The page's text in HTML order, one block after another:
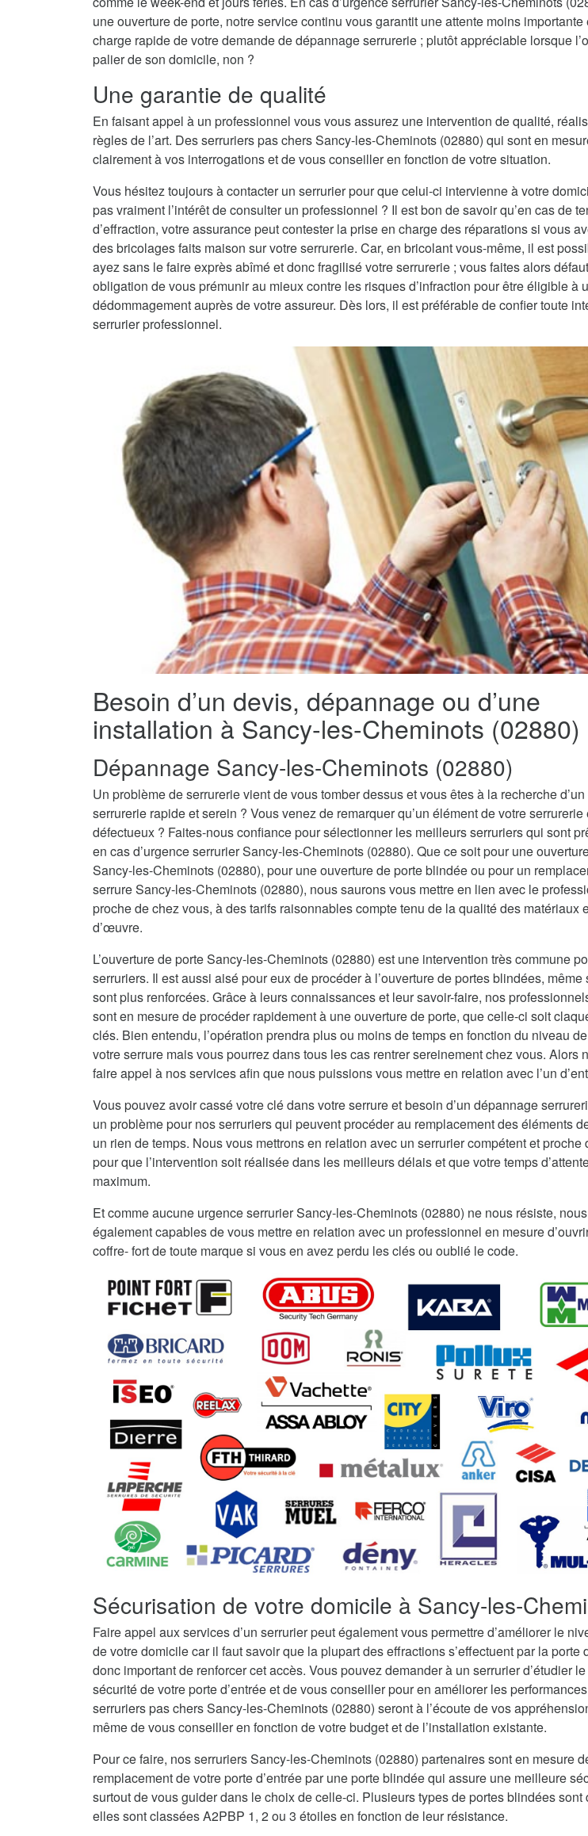
une ouverture de porte, notre service continu vous garantit une attente moins importante
charge rapide de votre demande de dépannage serrurerie ; plutôt appréciable lorsque
palier de son domicile, non ?
Une garantie de qualité
En faisant appel à un professionnel vous vous assurez une intervention de qualité,
règles de l’art. Des serruriers pas chers Sancy-les-Cheminots (02880) qui sont en
clairement à vos interrogations et de vous conseiller en fonction de votre situation.
Vous hésitez toujours à contacter un serrurier pour que celui-ci intervienne à votre
pas vraiment l’intérêt de consulter un professionnel ? Il est bon de savoir qu’en cas de
d’effraction, votre assurance peut contester la prise en charge des réparations si vous
des bricolages faits maison sur votre serrurerie. Car, en bricolant vous-même, il est
ayez sans le faire exprès abîmé et donc fragilisé votre serrurerie ; vous faites alors
obligation de vous prémunir au mieux contre les risques d’infraction pour être éligible à
dédommagement auprès de votre assureur. Dès lors, il est préférable de confier toute
serrurier professionnel.
Besoin d’un devis, dépannage ou d’une
installation à Sancy-les-Cheminots (02880)
Dépannage Sancy-les-Cheminots (02880)
Un problème de serrurerie vient de vous tomber dessus et vous êtes à la recherche
serrurerie rapide et serein ? Vous venez de remarquer qu’un élément de votre serrurerie
défectueux ? Faites-nous confiance pour sélectionner les meilleurs serruriers qui sont
en cas d’urgence serrurier Sancy-les-Cheminots (02880). Que ce soit pour une
Sancy-les-Cheminots (02880), pour une ouverture de porte blindée ou pour un
serrure Sancy-les-Cheminots (02880), nous saurons vous mettre en lien avec le
proche de chez vous, à des tarifs raisonnables compte tenu de la qualité des matériaux
d’œuvre.
L’ouverture de porte Sancy-les-Cheminots (02880) est une intervention très commune
serruriers. Il est aussi aisé pour eux de procéder à l’ouverture de portes blindées, même
sont plus renforcées. Grâce à leurs connaissances et leur savoir-faire, nos
sont en mesure de procéder rapidement à une ouverture de porte, que celle-ci soit
clés. Bien entendu, l’opération prendra plus ou moins de temps en fonction du niveau
votre serrure mais vous pourrez dans tous les cas rentrer sereinement chez vous. Alors
faire appel à nos services afin que nous puissions vous mettre en relation avec l’un
Vous pouvez avoir cassé votre clé dans votre serrure et besoin d’un dépannage
un problème pour nos serruriers qui peuvent procéder au remplacement des éléments
un rien de temps. Nous vous mettrons en relation avec un serrurier compétent et proche
pour que l’intervention soit réalisée dans les meilleurs délais et que votre temps
maximum.
Et comme aucune urgence serrurier Sancy-les-Cheminots (02880) ne nous résiste,
également capables de vous mettre en relation avec un professionnel en mesure
coffre- fort de toute marque si vous en avez perdu les clés ou oublié le code.
Sécurisation de votre domicile à Sancy-les-
Faire appel aux services d’un serrurier peut également vous permettre d’améliorer le
de votre domicile car il faut savoir que la plupart des effractions s’effectuent par la porte
donc important de renforcer cet accès. Vous pouvez demander à un serrurier d’étudier
sécurité de votre porte d’entrée et de vous conseiller pour en améliorer les
serruriers pas chers Sancy-les-Cheminots (02880) seront à l’écoute de vos
même de vous conseiller en fonction de votre budget et de l’installation existante.
Pour ce faire, nos serruriers Sancy-les-Cheminots (02880) partenaires sont en mesure
remplacement de votre porte d’entrée par une porte blindée qui assure une meilleure
surtout de vous guider dans le choix de celle-ci. Plusieurs types de portes blindées sont
elles sont classées A2PBP 1, 2 ou 3 étoiles en fonction de leur résistance.